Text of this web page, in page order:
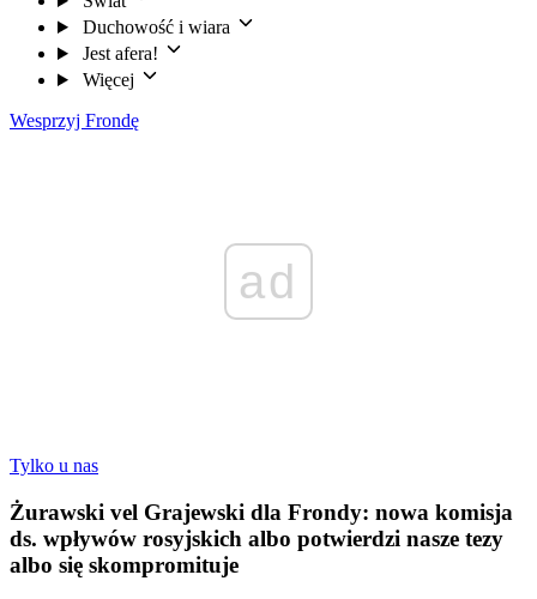
Duchowość i wiara
Jest afera!
Więcej
Wesprzyj Frondę
ad
Tylko u nas
Żurawski vel Grajewski dla Frondy: nowa komisja
ds. wpływów rosyjskich albo potwierdzi nasze tezy
albo się skompromituje